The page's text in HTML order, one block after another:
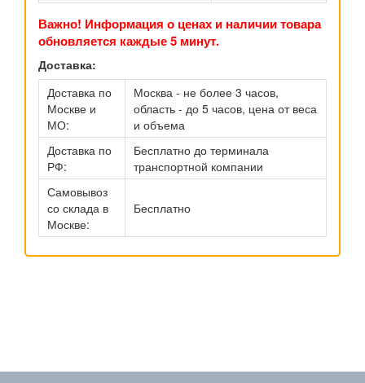
Важно! Информация о ценах и наличии товара
обновляется каждые 5 минут.
Доставка:
Доставка по
Москве и
МО:
Москва - не более 3 часов,
область - до 5 часов, цена от веса
и объема
Доставка по
РФ:
Бесплатно до терминала
транспортной компании
Самовывоз
со склада в
Москве:
Бесплатно